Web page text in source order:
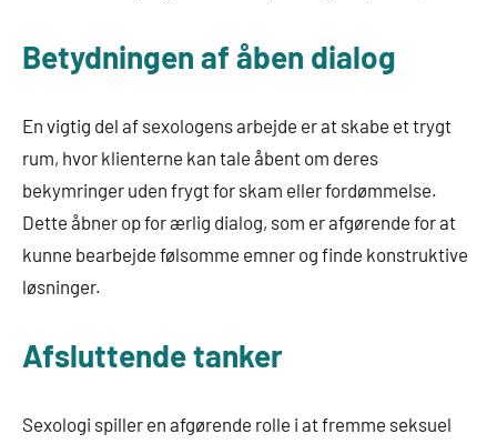
Betydningen af åben dialog
En vigtig del af sexologens arbejde er at skabe et trygt
rum, hvor klienterne kan tale åbent om deres
bekymringer uden frygt for skam eller fordømmelse.
Dette åbner op for ærlig dialog, som er afgørende for at
kunne bearbejde følsomme emner og finde konstruktive
løsninger.
Afsluttende tanker
Sexologi spiller en afgørende rolle i at fremme seksuel